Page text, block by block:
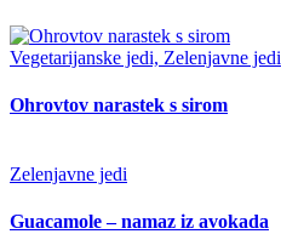
Vegetarijanske jedi, Zelenjavne jedi
Ohrovtov narastek s sirom
Zelenjavne jedi
Guacamole – namaz iz avokada